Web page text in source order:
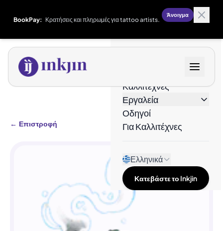
BookPay: Κρατήσεις και πληρωμές για tattoo artists.
Άνοιγμα
Καλλιτέχνες
Εργαλεία
Οδηγοί
Για Καλλιτέχνες
Ελληνικά
Κατεβάστε το Inkjin
← Επιστροφή